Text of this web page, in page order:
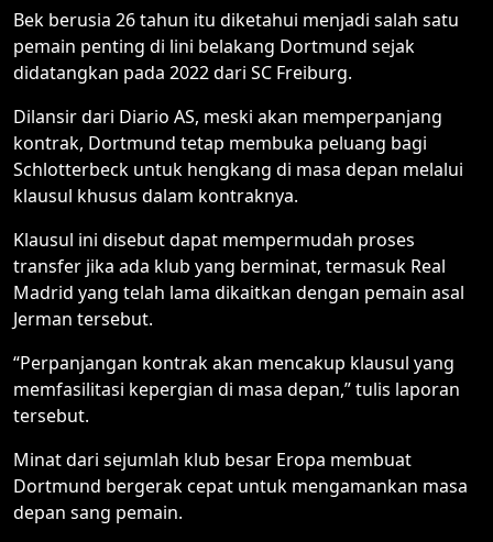
Bek berusia 26 tahun itu diketahui menjadi salah satu
pemain penting di lini belakang Dortmund sejak
didatangkan pada 2022 dari SC Freiburg.
Dilansir dari Diario AS, meski akan memperpanjang
kontrak, Dortmund tetap membuka peluang bagi
Schlotterbeck untuk hengkang di masa depan melalui
klausul khusus dalam kontraknya.
Klausul ini disebut dapat mempermudah proses
transfer jika ada klub yang berminat, termasuk Real
Madrid yang telah lama dikaitkan dengan pemain asal
Jerman tersebut.
“Perpanjangan kontrak akan mencakup klausul yang
memfasilitasi kepergian di masa depan,” tulis laporan
tersebut.
Minat dari sejumlah klub besar Eropa membuat
Dortmund bergerak cepat untuk mengamankan masa
depan sang pemain.